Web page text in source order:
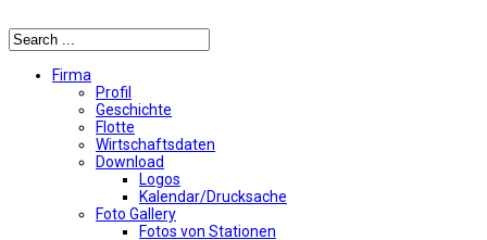
Firma
Profil
Geschichte
Flotte
Wirtschaftsdaten
Download
Logos
Kalendar/Drucksache
Foto Gallery
Fotos von Stationen